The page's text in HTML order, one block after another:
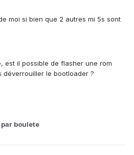
moi si bien que 2 autres mi 5s sont
est il possible de flasher une rom
déverrouiller le bootloader ?
par boulete